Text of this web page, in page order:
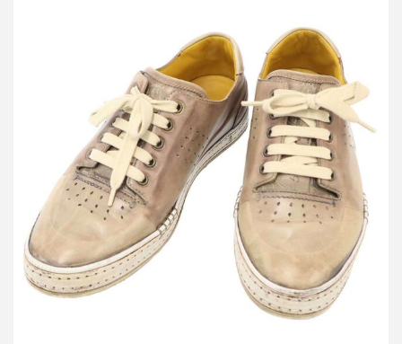
ベルルッティ プレイタイム パティーヌ ローカットレザースニー
カー
詳しく見る